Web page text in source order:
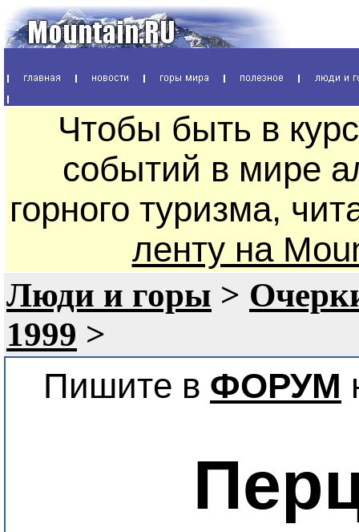
Чтобы быть в
событий в мире
горного туризма,
ленту на
Люди и горы >
1999 >
Пишите в ФОРУМ